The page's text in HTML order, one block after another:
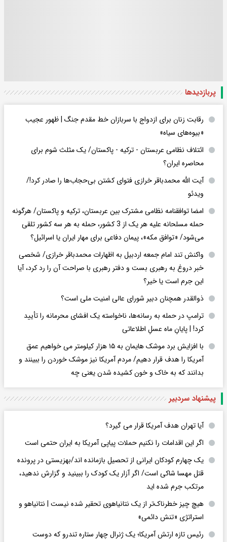
پربازدید‌ها
رقابت زنان برای ازدواج با سربازان خط مقدم جنگ | ظهور عجیب
«بیوه‌های سیاه»
ائتلاف نظامی عربستان - ترکیه - پاکستان/ یک مثلث شوم برای
محاصره ایران؟
آیت الله محمدباقر خرازی فتوای کشتن بی‌حجاب‌ها را صادر کرد!/
ویدئو
امضا توافقنامه نظامی مشترک بین عربستان، ترکیه و پاکستان/ هرگونه
حمله مسلحانه علیه هر یک از 3 کشور، حمله به هر سه کشور تلقی
می‌شود/ «توافق مکه»، پیمان دفاعی برای مهار ایران یا اسرائیل؟
واکنش تند امام جمعه اردبیل به اظهارات محمدباقر خرازی/ شخصی
خبر دروغ به رهبری بست و دفتر رهبری با صراحت آن را رد کرد، آیا
این جرم است یا خیر؟
ذوالقدر همچنان دبیر شورای ‌عالی امنیت ملی است؟
ترامپ در حمله‌ به رسانه‌ها، ناخواسته یک افشای محرمانه را تأیید
کرد! |‌ پایانِ ماه عسلِ اطلاعاتی
با افزایش برد موشک هایمان به ۱۵ هزار کیلومتر می خواهیم عمق
آمریکا را هدف قرار دهیم/ مردم آمریکا نیز موشک خوردن را ببینند و
بدانند که به خاک و خون کشیده شدن یعنی چه
پیشنهاد سردبیر
آیا تهران هدف آمریکا قرار می گیرد؟
اگر این اقدامات را نکنیم حملات پیاپی آمریکا به ایران حتمی است
یک چهارم کودکان ایرانی از تحصیل بازمانده اند/بهزیستی در پرونده
قتل مهسا شاکی است/ اگر آزار یک کودک را ببینید و گزارش ندهید،
مرتکب جرم شده اید
هیچ چیز خطرناک‌تر از یک نتانیاهوی تحقیر شده نیست | نتانیاهو و
استراتژی «تنش دائمی»
رئیس تازه ارتش آمریکا؛ یک ژنرال چهار ستاره تندرو که دوست